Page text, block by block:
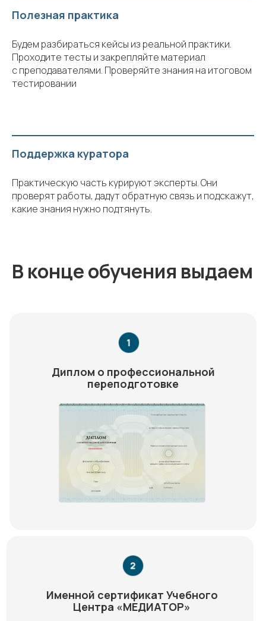
Полезная практика
Будем разбираться кейсы из реальной практики.
Проходите тесты и закрепляйте материал
с преподавателями. Проверяйте знания на итоговом
тестировании
Поддержка куратора
Практическую часть курируют эксперты. Они
проверят работы, дадут обратную связь и подскажут,
какие знания нужно подтянуть.
В конце обучения выдаем
Именной сертификат Учебного
Центра «МЕДИАТОР»
Диплом о профессиональной
переподготовке